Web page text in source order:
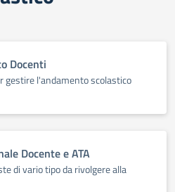
Docenti
gestire l'andamento scolastico
Docente e ATA
di vario tipo da rivolgere alla